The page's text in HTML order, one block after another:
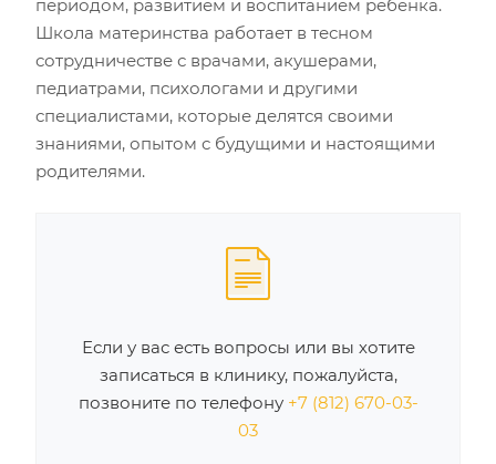
периодом, развитием и воспитанием ребенка.
Школа материнства работает в тесном
сотрудничестве с врачами, акушерами,
педиатрами, психологами и другими
специалистами, которые делятся своими
знаниями, опытом с будущими и настоящими
родителями.
Если у вас есть вопросы или вы хотите
записаться в клинику, пожалуйста,
позвоните по телефону +7 (812) 670-03-
03